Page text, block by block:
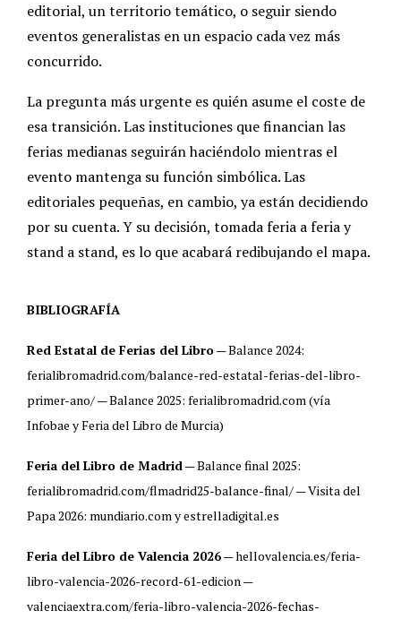
editorial, un territorio temático, o seguir siendo
eventos generalistas en un espacio cada vez más
concurrido.
La pregunta más urgente es quién asume el coste de
esa transición. Las instituciones que financian las
ferias medianas seguirán haciéndolo mientras el
evento mantenga su función simbólica. Las
editoriales pequeñas, en cambio, ya están decidiendo
por su cuenta. Y su decisión, tomada feria a feria y
stand a stand, es lo que acabará redibujando el mapa.
BIBLIOGRAFÍA
Red Estatal de Ferias del Libro— Balance 2024:
ferialibromadrid.com/balance-red-estatal-ferias-del-libro-
primer-ano/ — Balance 2025: ferialibromadrid.com (vía
Infobae y Feria del Libro de Murcia)
Feria del Libro de Madrid— Balance final 2025:
ferialibromadrid.com/flmadrid25-balance-final/ — Visita del
Papa 2026: mundiario.com y estrelladigital.es
Feria del Libro de Valencia 2026— hellovalencia.es/feria-
libro-valencia-2026-record-61-edicion —
valenciaextra.com/feria-libro-valencia-2026-fechas-